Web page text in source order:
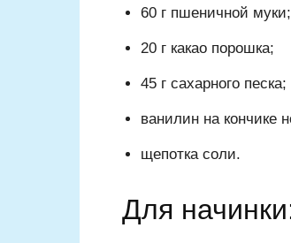
60 г пшеничной муки;
20 г какао порошка;
45 г сахарного песка;
ванилин на кончике
щепотка соли.
Для